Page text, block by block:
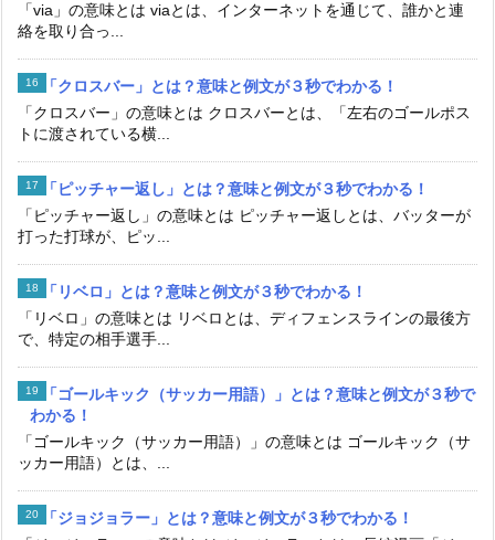
「via」の意味とは viaとは、インターネットを通じて、誰かと連
絡を取り合っ...
「クロスバー」とは？意味と例文が３秒でわかる！
「クロスバー」の意味とは クロスバーとは、「左右のゴールポス
トに渡されている横...
「ピッチャー返し」とは？意味と例文が３秒でわかる！
「ピッチャー返し」の意味とは ピッチャー返しとは、バッターが
打った打球が、ピッ...
「リベロ」とは？意味と例文が３秒でわかる！
「リベロ」の意味とは リベロとは、ディフェンスラインの最後方
で、特定の相手選手...
「ゴールキック（サッカー用語）」とは？意味と例文が３秒で
わかる！
「ゴールキック（サッカー用語）」の意味とは ゴールキック（サ
ッカー用語）とは、...
「ジョジョラー」とは？意味と例文が３秒でわかる！